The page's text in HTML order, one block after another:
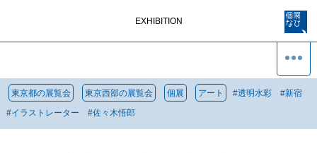
EXHIBITION
東京都の展覧会 東京西部の展覧会 個展 アート #透明水彩 #新宿
#イラストレーター #佐々木悟郎